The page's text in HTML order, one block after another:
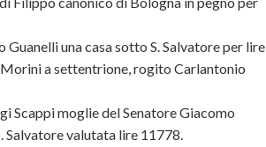
una casa sotto S. Salvatore per lire
a settentrione, rogito Carlantonio
Scappi moglie del Senatore Giacomo
Salvatore valutata lire 11778.